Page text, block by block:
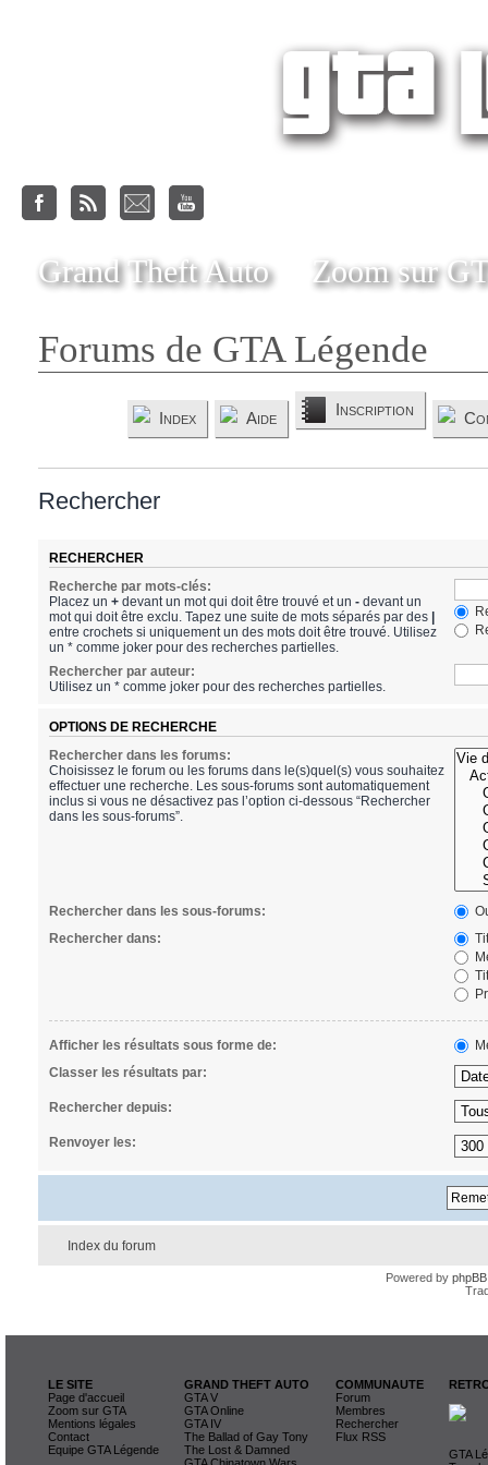
Grand Theft Auto Zoom sur
Forums de GTA Légende
Index Aide Inscription
Rechercher
RECHERCHER
Recherche par mots-clés:
Placez un +devant un mot qui doit être trouvé et un -devant un
mot qui doit être exclu. Tapez une suite de mots séparés par des
entre crochets si uniquement un des mots doit être trouvé. Utilisez
un * comme joker pour des recherches partielles.
Rechercher par auteur:
Utilisez un * comme joker pour des recherches partielles.
OPTIONS DE RECHERCHE
Rechercher dans les forums:
Choisissez le forum ou les forums dans le(s)quel(s) vous souhaitez
effectuer une recherche. Les sous-forums sont automatiquement
inclus si vous ne désactivez pas l’option ci-dessous “Rechercher
dans les sous-forums”.
Rechercher dans les sous-forums:
Rechercher dans:
Afficher les résultats sous forme de:
Classer les résultats par:
Rechercher depuis:
Renvoyer les:
Index du forum
Powered by phpBB
LE SITE
Page d'accueil
Zoom sur GTA
Mentions légales
Contact
Equipe GTA Légende
GRAND THEFT AUTO
GTA V
GTA Online
GTA IV
The Ballad of Gay Tony
The Lost & Damned
COMMUNAUTE
Forum
Membres
Rechercher
Flux RSS
GTA